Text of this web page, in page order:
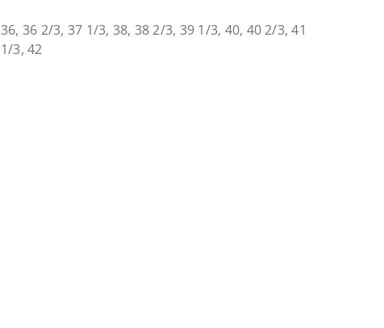
36, 36 2/3, 37 1/3, 38, 38 2/3, 39 1/3, 40, 40 2/3, 41
1/3, 42